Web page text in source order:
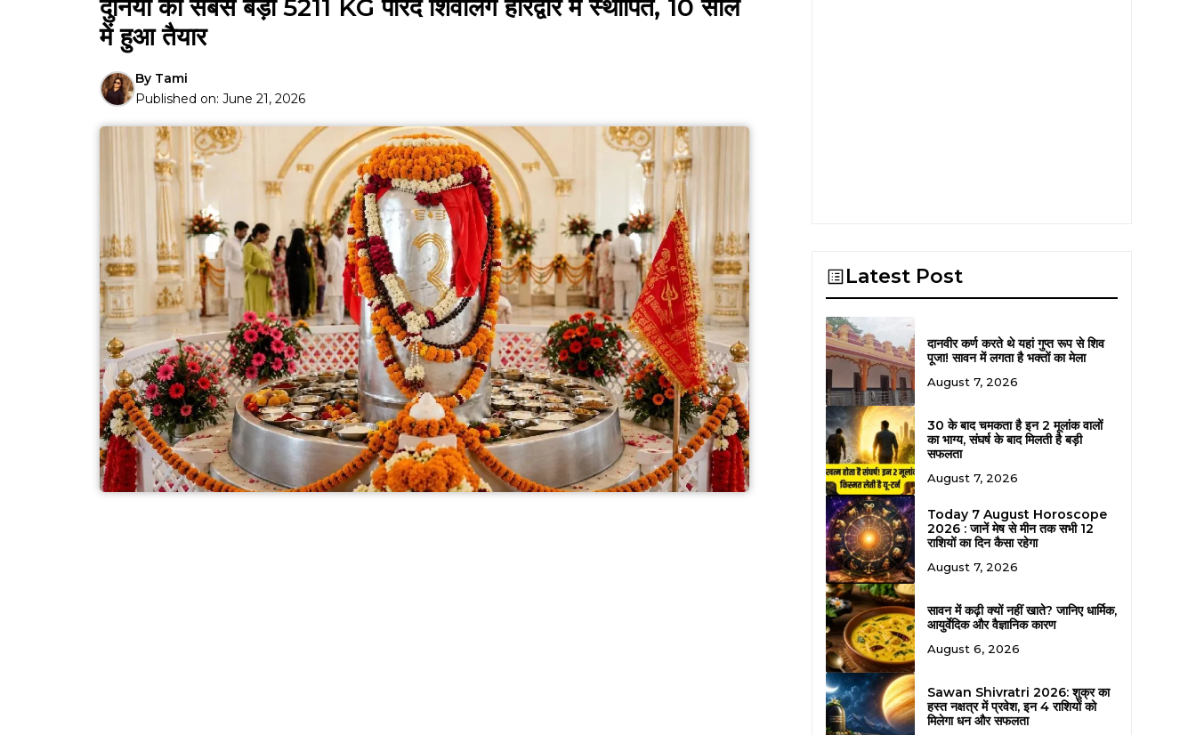
दुनिया का सबसे बड़ा 5211 KG पारद शिवलिंग हरिद्वार में स्थापित, 10 साल
में हुआ तैयार
By Tami
Published on: June 21, 2026
Latest Post
दानवीर कर्ण करते थे यहां गुप्त रूप से शिव
पूजा! सावन में लगता है भक्तों का मेला
August 7, 2026
30 के बाद चमकता है इन 2 मूलांक वालों
का भाग्य, संघर्ष के बाद मिलती है बड़ी
सफलता
August 7, 2026
Today 7 August Horoscope
2026 : जानें मेष से मीन तक सभी 12
राशियों का दिन कैसा रहेगा
August 7, 2026
सावन में कढ़ी क्यों नहीं खाते? जानिए धार्मिक,
आयुर्वेदिक और वैज्ञानिक कारण
August 6, 2026
Sawan Shivratri 2026: शुक्र का
हस्त नक्षत्र में प्रवेश, इन 4 राशियों को
मिलेगा धन और सफलता